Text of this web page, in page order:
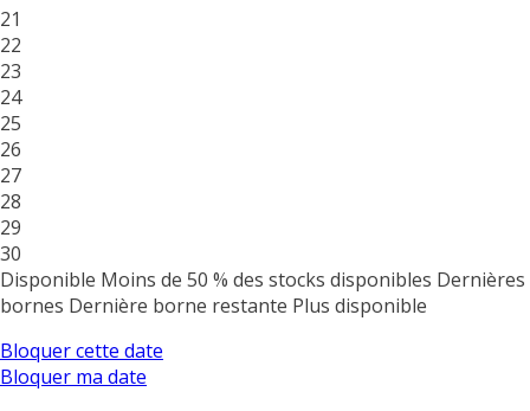
21
22
23
24
25
26
27
28
29
30
Disponible Moins de 50 % des stocks disponibles Dernières
bornes Dernière borne restante Plus disponible
Bloquer cette date
Bloquer ma date